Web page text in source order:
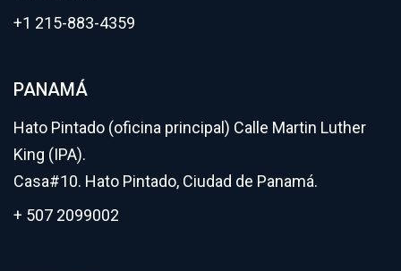
+1 215-883-4359
PANAMÁ
Hato Pintado (oficina principal) Calle Martin Luther
King (IPA).
Casa#10. Hato Pintado, Ciudad de Panamá.
+ 507 2099002